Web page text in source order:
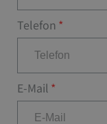
Telefon
E-Mail